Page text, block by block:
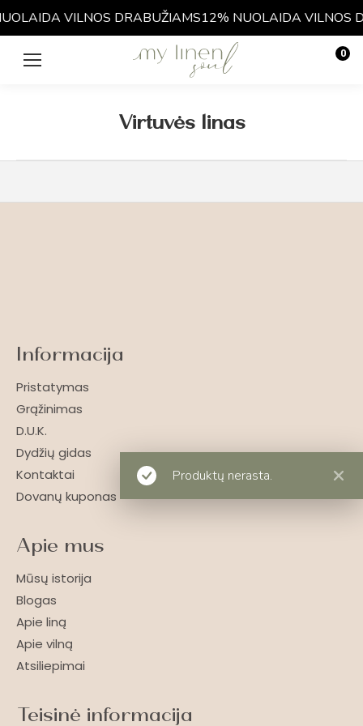
VILNOS DRABUŽIAMS12% NUOLAIDA VILNOS
0
Virtuvės linas
Produktų nerasta.
Informacija
Pristatymas
Grąžinimas
D.U.K.
Dydžių gidas
Kontaktai
Dovanų kuponas
Apie mus
Mūsų istorija
Blogas
Apie liną
Apie vilną
Atsiliepimai
Teisinė informacija